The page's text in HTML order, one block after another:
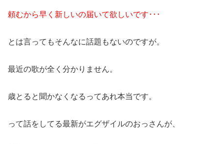
頼むから早く新しいの届いて欲しいです･･･
とは言ってもそんなに話題もないのですが。
最近の歌が全く分かりません。
歳とると聞かなくなるってあれ本当です。
って話をしてる最新がエグザイルのおっさんが、